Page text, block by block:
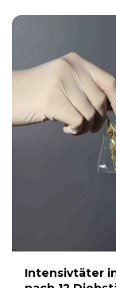
Intensivtäter